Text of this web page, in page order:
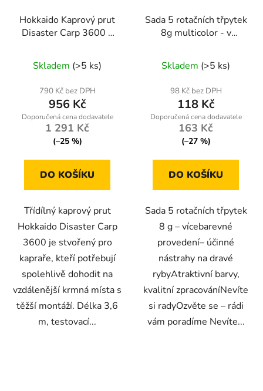
Hokkaido Kaprový prut
Disaster Carp 3600 –
Skladem (>5 ks)
790 Kč bez DPH
956 Kč
1 291 Kč
(–25 %)
DO KOŠÍKU
Třídílný kaprový prut
Hokkaido Disaster Carp
3600 je stvořený pro
kapraře, kteří potřebují
spolehlivě dohodit na
vzdálenější krmná místa s
těžší montáží. Délka 3,6
m, testovací...
Sada 5 rotačních třpytek
8g multicolor - v
Skladem (>5 ks)
98 Kč bez DPH
118 Kč
163 Kč
(–27 %)
DO KOŠÍKU
Sada 5 rotačních třpytek
8 g – vícebarevné
provedení– účinné
nástrahy na dravé
rybyAtraktivní barvy,
kvalitní zpracováníNevíte
si radyOzvěte se – rádi
vám poradíme Nevíte...